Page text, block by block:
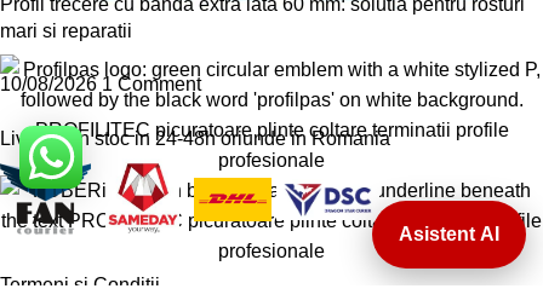
Profil trecere cu banda extra lata 60 mm: solutia pentru rosturi
mari si reparatii
10/08/2026 1 Comment
Livram din stoc in 24-48h oriunde in Romania
Termeni si Conditii
Asistent AI